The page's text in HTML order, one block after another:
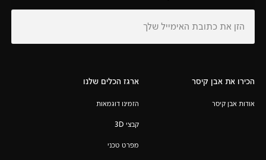
הכירו את אבן קיסר
אודות אבן קיסר
ארגז הכלים שלנו
הזמינו דוגמאות
קבצי 3D
מפרט טכני